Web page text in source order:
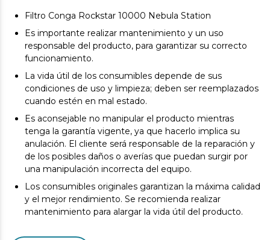
Filtro Conga Rockstar 10000 Nebula Station
Es importante realizar mantenimiento y un uso
responsable del producto, para garantizar su correcto
funcionamiento.
La vida útil de los consumibles depende de sus
condiciones de uso y limpieza; deben ser reemplazados
cuando estén en mal estado.
Es aconsejable no manipular el producto mientras
tenga la garantía vigente, ya que hacerlo implica su
anulación. El cliente será responsable de la reparación y
de los posibles daños o averías que puedan surgir por
una manipulación incorrecta del equipo.
Los consumibles originales garantizan la máxima calidad
y el mejor rendimiento. Se recomienda realizar
mantenimiento para alargar la vida útil del producto.